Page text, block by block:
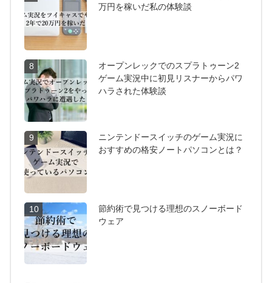
万円を稼いだ私の体験談
8
オープンレックでのスプラトゥーン2
ゲーム実況中に初見リスナーからパワ
ハラされた体験談
9
ニンテンドースイッチのゲーム実況に
おすすめの格安ノートパソコンとは？
10
節約術で見つける理想のスノーボード
ウェア